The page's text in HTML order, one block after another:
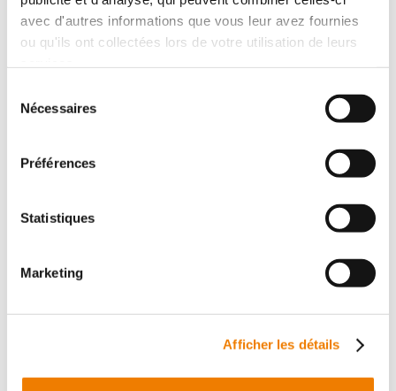
avec d'autres informations que vous leur avez fournies
ou qu'ils ont collectées lors de votre utilisation de leurs
Nécessaires
Préférences
Statistiques
Marketing
Afficher les détails
Dérivations 90°
Descripción :
1 variante